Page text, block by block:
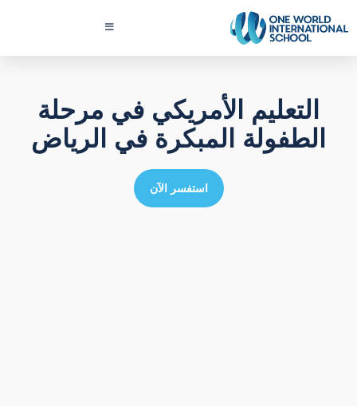
التعليم الأمريكي في مرحلة
الطفولة المبكرة في الرياض
استفسر الآن